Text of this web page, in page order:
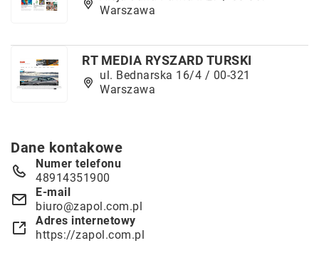
Warszawa
RT MEDIA RYSZARD TURSKI
ul. Bednarska 16/4 / 00-321
Warszawa
Dane kontakowe
Numer telefonu
48914351900
E-mail
biuro@zapol.com.pl
Adres internetowy
https://zapol.com.pl